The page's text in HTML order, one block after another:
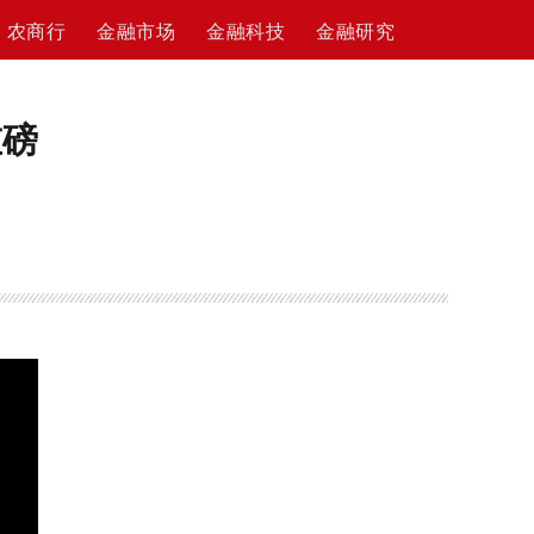
农商行 金融市场 金融科技 金融研究